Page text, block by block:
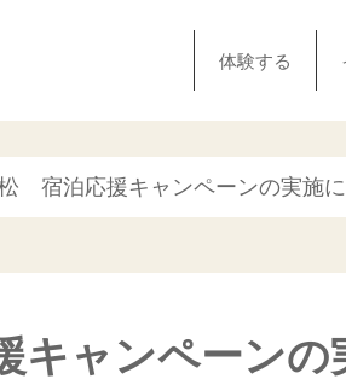
体験する
宿泊応援キャンペーンの実施
ャンペーンの